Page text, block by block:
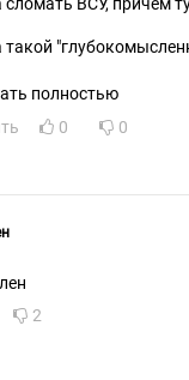
сломать ВСУ, причем
такой
О.Бендера -
покидать готовые
?
полностью
0 0
2